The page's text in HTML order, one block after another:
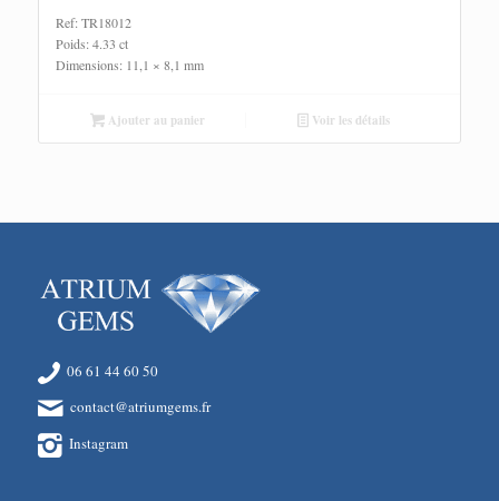
Ref: TR18012
Poids: 4.33 ct
Dimensions: 11,1 × 8,1 mm
Ajouter au panier Voir les détails
06 61 44 60 50
contact@atriumgems.fr
Instagram